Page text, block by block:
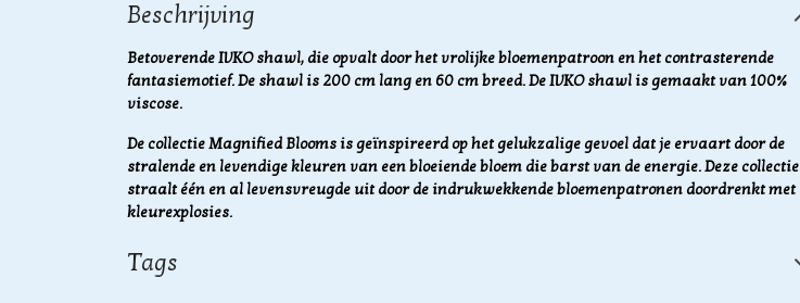
Beschrijving
Betoverende IVKO shawl, die opvalt door het vrolijke bloemenpatroon en het contrasterende
fantasiemotief. De shawl is 200 cm lang en 60 cm breed. De IVKO shawl is gemaakt van 100%
viscose.
De collectie Magnified Blooms is geïnspireerd op het gelukzalige gevoel dat je ervaart door de
stralende en levendige kleuren van een bloeiende bloem die barst van de energie. Deze collectie
straalt één en al levensvreugde uit door de indrukwekkende bloemenpatronen doordrenkt met
kleurexplosies.
Tags